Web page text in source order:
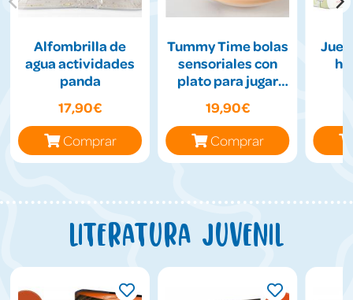
Alfombrilla de
agua actividades
panda
17,90€
Comprar
Tummy Time bolas
sensoriales con
plato para jugar
19,90€
Comprar
Literatura juvenil